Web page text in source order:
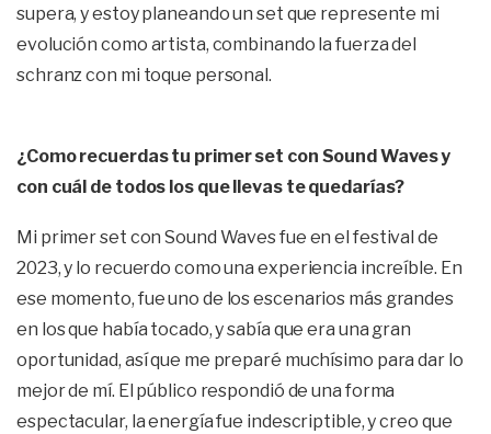
supera, y estoy planeando un set que represente mi
evolución como artista, combinando la fuerza del
schranz con mi toque personal.
¿Como recuerdas tu primer set con Sound Waves y
con cuál de todos los que llevas te quedarías?
Mi primer set con Sound Waves fue en el festival de
2023, y lo recuerdo como una experiencia increíble. En
ese momento, fue uno de los escenarios más grandes
en los que había tocado, y sabía que era una gran
oportunidad, así que me preparé muchísimo para dar lo
mejor de mí. El público respondió de una forma
espectacular, la energía fue indescriptible, y creo que